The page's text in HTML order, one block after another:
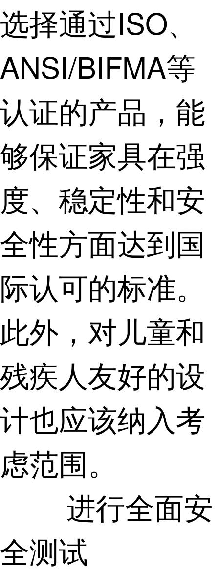
选择通过ISO、
ANSI/BIFMA等
认证的产品，能
够保证家具在强
度、稳定性和安
全性方面达到国
际认可的标准。
此外，对儿童和
残疾人友好的设
计也应该纳入考
虑范围。
进行全面安
全测试